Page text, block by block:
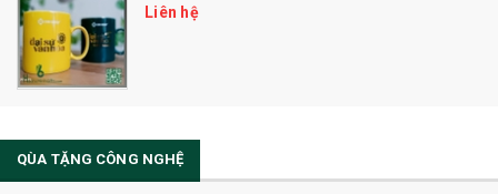
32. TÚI VẢI BỐ
33. MŨ LƯỠI TRAI
36. QUẠT NHỰA QUẢNG CÁO
Liên hệ
QÙA TẶNG CÔNG NGHỆ